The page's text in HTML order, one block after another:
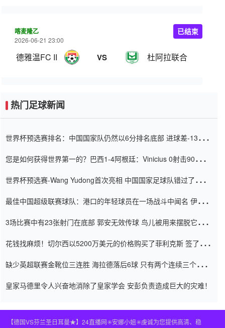
喀麦隆乙
2026-06-21 23:00
德雅温FC II VS 杜阿拉联合
已结束
热门足球新闻
世界杯预选赛排名：中国国家队仍然以6分排名底部 进球差-13令人
您是如何获得世界第一的？巴西1-4阿根廷：Vinicius 0射击90分钟
世界杯预选赛-Wang Yudong首次亮相 中国国家足球队错过了世界
最佳中国超级联赛球队：港口的年轻球员在一场战斗中闻名 伊万放
3场比赛中有23张射门在底部 郭安无效传球 鸟儿被用来摆脱它
花钱找麻烦！切尔西以5200万美元的价格购买了菲利克斯 签了7年
缺少英超联赛金靴位三连胜 海拉德落后6球 只有两个连续三个连续
皇家马德里令人兴奋地消除了皇家学会 安彭负责造成巨大的灾难！
【德国VS芬兰圣日耳曼★】24直播网✳️安娜小姐✳️虔诚为您提供高清、稳